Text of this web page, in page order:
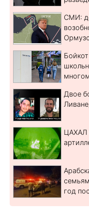
СМИ:
Двое
ЦАХАЛ
год